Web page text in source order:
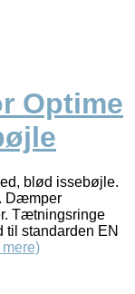
Optime
blød issebøjle.
Dæmper
Tætningsringe
til standarden EN